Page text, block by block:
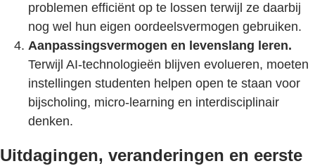
problemen efficiënt op te lossen terwijl ze daarbij
nog wel hun eigen oordeelsvermogen gebruiken.
Aanpassingsvermogen en levenslang leren.
Terwijl AI-technologieën blijven evolueren, moeten
instellingen studenten helpen open te staan voor
bijscholing, micro-learning en interdisciplinair
denken.
Uitdagingen, veranderingen en eerste